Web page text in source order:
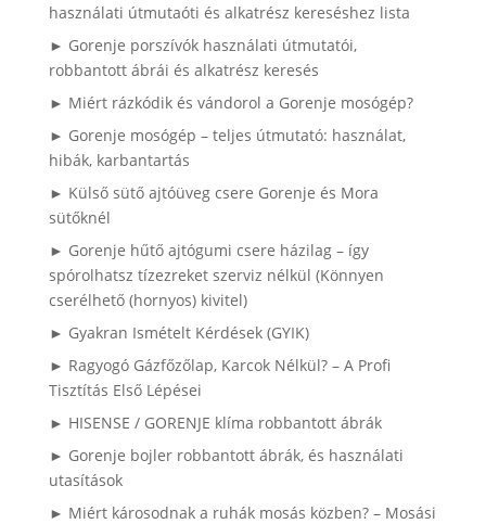
használati útmutaóti és alkatrész kereséshez lista
► Gorenje porszívók használati útmutatói,
robbantott ábrái és alkatrész keresés
► Miért rázkódik és vándorol a Gorenje mosógép?
► Gorenje mosógép – teljes útmutató: használat,
hibák, karbantartás
► Külső sütő ajtóüveg csere Gorenje és Mora
sütőknél
► Gorenje hűtő ajtógumi csere házilag – így
spórolhatsz tízezreket szerviz nélkül (Könnyen
cserélhető (hornyos) kivitel)
► Gyakran Ismételt Kérdések (GYIK)
► Ragyogó Gázfőzőlap, Karcok Nélkül? – A Profi
Tisztítás Első Lépései
► HISENSE / GORENJE klíma robbantott ábrák
► Gorenje bojler robbantott ábrák, és használati
utasítások
► Miért károsodnak a ruhák mosás közben? – Mosási